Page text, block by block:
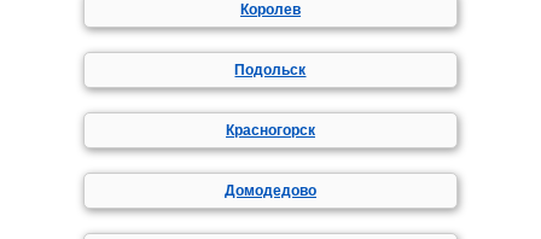
Королев
Подольск
Красногорск
Домодедово